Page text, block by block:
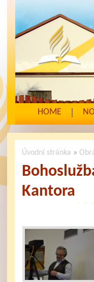
HOME
Úvodní stránka »
Kantora